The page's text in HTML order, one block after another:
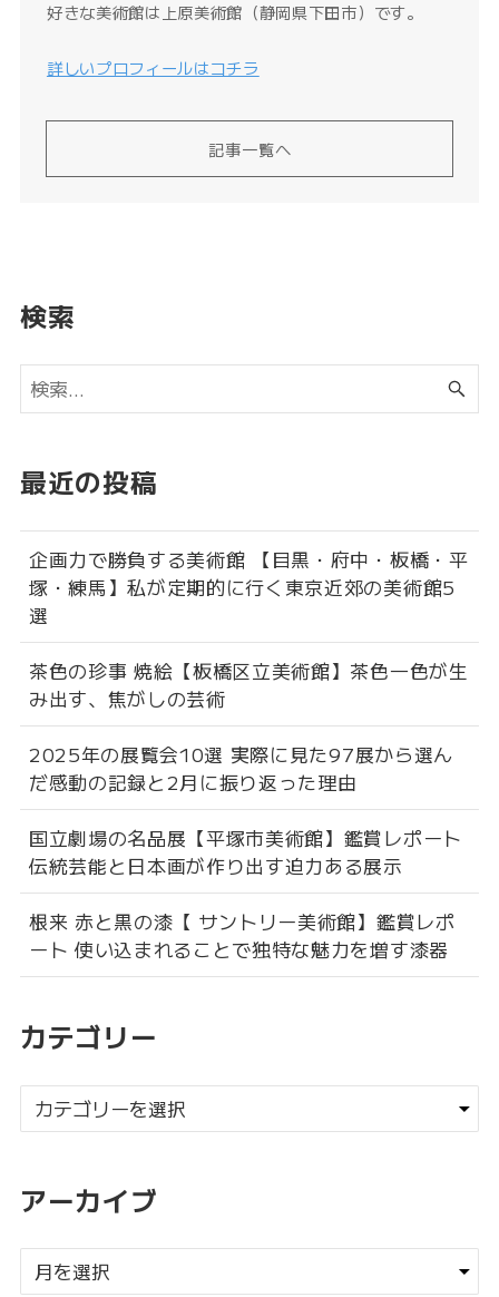
好きな美術館は上原美術館（静岡県下田市）です。
詳しいプロフィールはコチラ
記事一覧へ
検索
最近の投稿
企画力で勝負する美術館 【目黒・府中・板橋・平
塚・練馬】私が定期的に行く東京近郊の美術館5
選
茶色の珍事 焼絵【板橋区立美術館】茶色一色が生
み出す、焦がしの芸術
2025年の展覧会10選 実際に見た97展から選ん
だ感動の記録と2月に振り返った理由
国立劇場の名品展【平塚市美術館】鑑賞レポート
伝統芸能と日本画が作り出す迫力ある展示
根来 赤と黒の漆【 サントリー美術館】鑑賞レポ
ート 使い込まれることで独特な魅力を増す漆器
カテゴリー
アーカイブ
ア